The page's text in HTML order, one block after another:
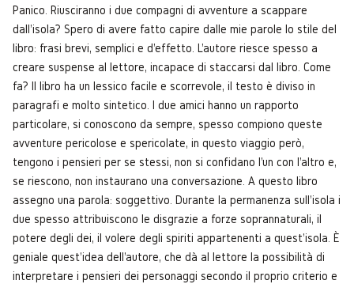
Panico. Riusciranno i due compagni di avventure a scappare
dall'isola? Spero di avere fatto capire dalle mie parole lo stile del
libro: frasi brevi, semplici e d'effetto. L'autore riesce spesso a
creare suspense al lettore, incapace di staccarsi dal libro. Come
fa? Il libro ha un lessico facile e scorrevole, il testo è diviso in
paragrafi e molto sintetico. I due amici hanno un rapporto
particolare, si conoscono da sempre, spesso compiono queste
avventure pericolose e spericolate, in questo viaggio però,
tengono i pensieri per se stessi, non si confidano l'un con l'altro e,
se riescono, non instaurano una conversazione. A questo libro
assegno una parola: soggettivo. Durante la permanenza sull'isola i
due spesso attribuiscono le disgrazie a forze soprannaturali, il
potere degli dei, il volere degli spiriti appartenenti a quest'isola. È
geniale quest'idea dell'autore, che dà al lettore la possibilità di
interpretare i pensieri dei personaggi secondo il proprio criterio e